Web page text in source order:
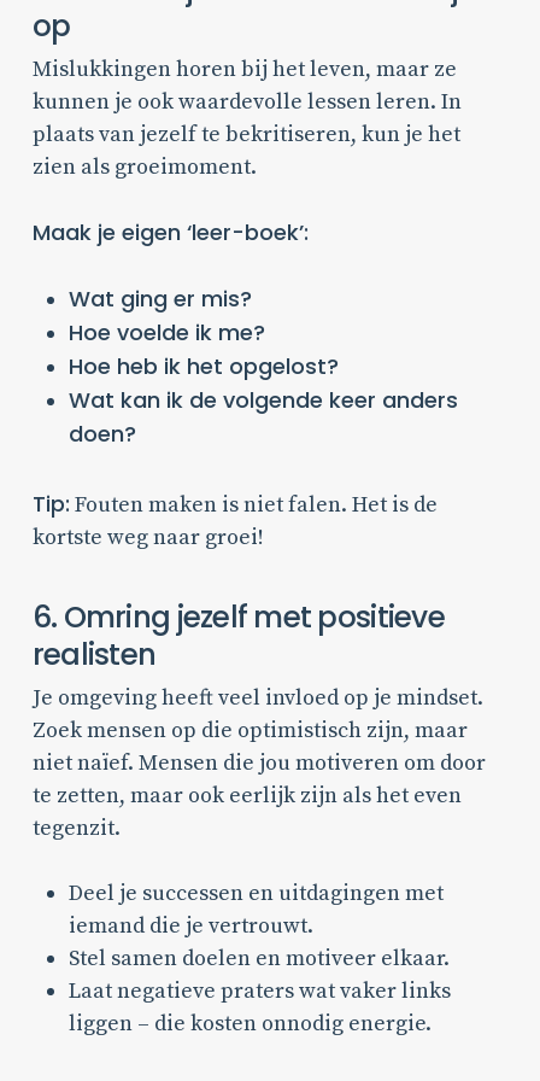
op
Mislukkingen horen bij het leven, maar ze
kunnen je ook waardevolle lessen leren. In
plaats van jezelf te bekritiseren, kun je het
zien als groeimoment.
Maak je eigen ‘leer-boek’:
Wat ging er mis?
Hoe voelde ik me?
Hoe heb ik het opgelost?
Wat kan ik de volgende keer anders
doen?
Tip: Fouten maken is niet falen. Het is de
kortste weg naar groei!
6. Omring jezelf met positieve
realisten
Je omgeving heeft veel invloed op je mindset.
Zoek mensen op die optimistisch zijn, maar
niet naïef. Mensen die jou motiveren om door
te zetten, maar ook eerlijk zijn als het even
tegenzit.
Deel je successen en uitdagingen met
iemand die je vertrouwt.
Stel samen doelen en motiveer elkaar.
Laat negatieve praters wat vaker links
liggen – die kosten onnodig energie.